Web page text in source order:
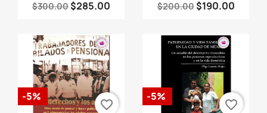
$300.00 $285.00
$200.00 $190.00
-5%
favorite_border
-5%
favorite_border